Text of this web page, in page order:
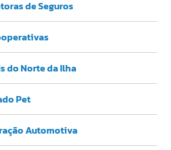
de Seguros
do Norte da Ilha
Pet
Automotiva